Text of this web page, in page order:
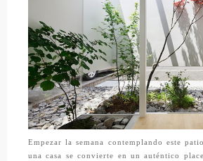
Empezar la semana contemplando este
una casa se convierte en un auténtico